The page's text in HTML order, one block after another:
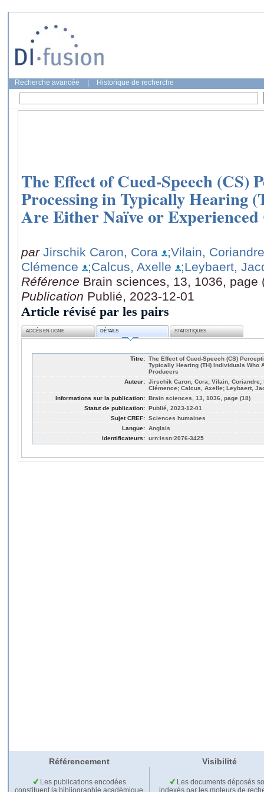
Recherche avancée Historique de recherche
The Effect of Cued-Speech (CS)
Processing in Typically Hearing
Are Either Naïve or Experienced
par Jirschik Caron, Cora
;Vilain, Coriandre
Clémence
;Calcus, Axelle
;Leybaert,
Référence Brain sciences, 13, 1036, page
Publication Publié, 2023-12-01
Article révisé par les pairs
ACCÈS EN LIGNE DÉTAILS STATISTIQUES
Titre: The Effect of Cued-Speech (CS)
Typically Hearing (TH) Individuals Who
Producers
Auteur: Jirschik Caron, Cora; Vilain, Coriandre;
Clémence; Calcus, Axelle; Leybaert,
Informations sur la publication: Brain sciences, 13, 1036, page (18)
Statut de publication: Publié, 2023-12-01
Sujet CREF: Sciences humaines
Langue: Anglais
Identificateurs: urn:issn:2076-3425
Référencement Visibilité
Les publications encodées
Les documents déposés